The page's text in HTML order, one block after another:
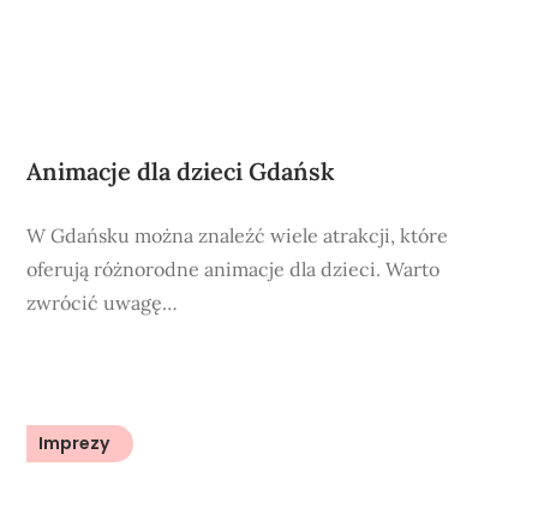
Animacje dla dzieci Gdańsk
W Gdańsku można znaleźć wiele atrakcji, które
oferują różnorodne animacje dla dzieci. Warto
zwrócić uwagę…
Imprezy